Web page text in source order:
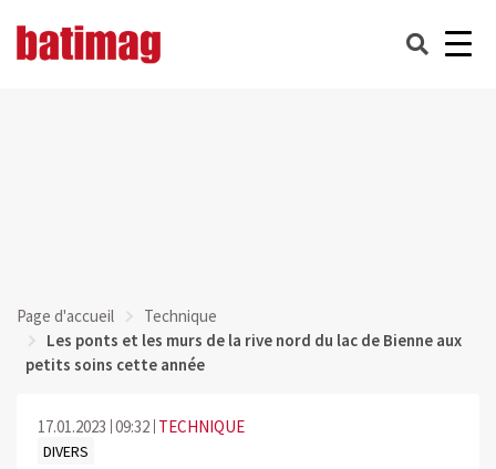
Page d'accueil
Technique
Les ponts et les murs de la rive nord du lac de Bienne aux
petits soins cette année
17.01.2023 09:32 TECHNIQUE
DIVERS